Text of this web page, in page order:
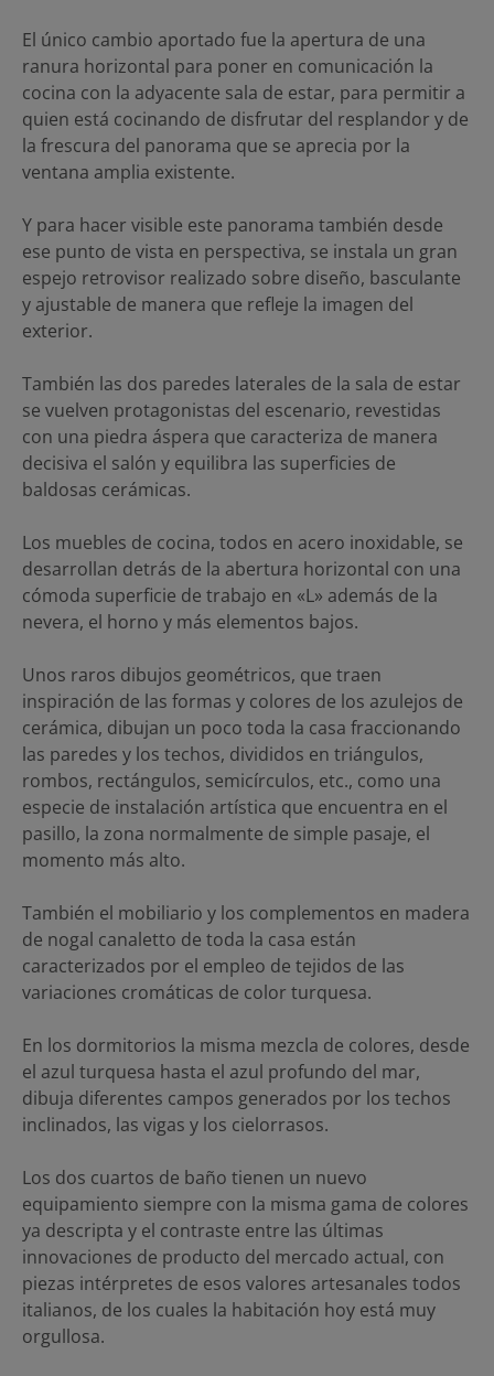
El único cambio aportado fue la apertura de una
ranura horizontal para poner en comunicación la
cocina con la adyacente sala de estar, para permitir a
quien está cocinando de disfrutar del resplandor y de
la frescura del panorama que se aprecia por la
ventana amplia existente.
Y para hacer visible este panorama también desde
ese punto de vista en perspectiva, se instala un gran
espejo retrovisor realizado sobre diseño, basculante
y ajustable de manera que refleje la imagen del
exterior.
También las dos paredes laterales de la sala de estar
se vuelven protagonistas del escenario, revestidas
con una piedra áspera que caracteriza de manera
decisiva el salón y equilibra las superficies de
baldosas cerámicas.
Los muebles de cocina, todos en acero inoxidable, se
desarrollan detrás de la abertura horizontal con una
cómoda superficie de trabajo en «L» además de la
nevera, el horno y más elementos bajos.
Unos raros dibujos geométricos, que traen
inspiración de las formas y colores de los azulejos de
cerámica, dibujan un poco toda la casa fraccionando
las paredes y los techos, divididos en triángulos,
rombos, rectángulos, semicírculos, etc., como una
especie de instalación artística que encuentra en el
pasillo, la zona normalmente de simple pasaje, el
momento más alto.
También el mobiliario y los complementos en madera
de nogal canaletto de toda la casa están
caracterizados por el empleo de tejidos de las
variaciones cromáticas de color turquesa.
En los dormitorios la misma mezcla de colores, desde
el azul turquesa hasta el azul profundo del mar,
dibuja diferentes campos generados por los techos
inclinados, las vigas y los cielorrasos.
Los dos cuartos de baño tienen un nuevo
equipamiento siempre con la misma gama de colores
ya descripta y el contraste entre las últimas
innovaciones de producto del mercado actual, con
piezas intérpretes de esos valores artesanales todos
italianos, de los cuales la habitación hoy está muy
orgullosa.